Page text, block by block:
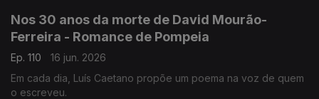
Nos 30 anos da morte de David Mourão-
Ferreira - Romance de Pompeia
Ep. 110
16 jun. 2026
Em cada dia, Luís Caetano propõe um poema na voz de quem
o escreveu.